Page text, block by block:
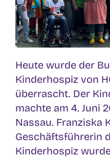
Heute wurde der
Kinderhospiz von
überrascht. Der
machte am 4. Juni
Nassau. Franziska
Geschäftsführerin
Kinderhospiz